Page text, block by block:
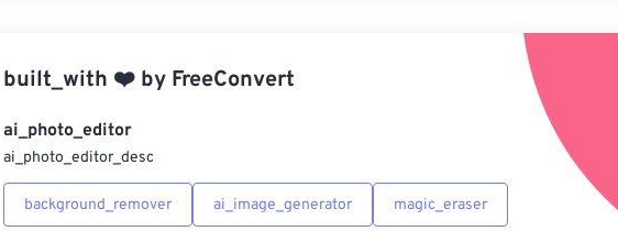
built_with ❤️ by FreeConvert
ai_photo_editor
ai_photo_editor_desc
background_remover ai_image_generator magic_eraser